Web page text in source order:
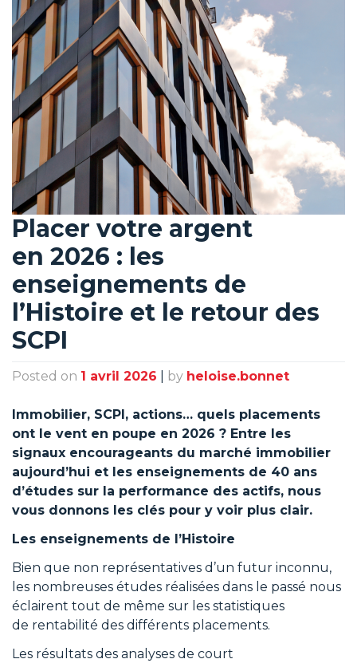
Placer votre argent
en 2026 : les
enseignements de
l’Histoire et le retour des
SCPI
Posted on 1 avril 2026 by heloise.bonnet
Immobilier, SCPI, actions… quels placements
ont le vent en poupe en 2026 ? Entre les
signaux encourageants du marché immobilier
aujourd’hui et les enseignements de 40 ans
d’études sur la performance des actifs, nous
vous donnons les clés pour y voir plus clair.
Les enseignements de l’Histoire
Bien que non représentatives d’un futur inconnu,
les nombreuses études réalisées dans le passé nous
éclairent tout de même sur les statistiques
de rentabilité des différents placements.
Les résultats des analyses de court